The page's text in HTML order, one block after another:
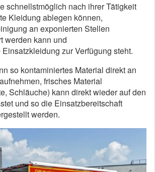
schnellstmöglich nach ihrer Tätigkeit
Kleidung ablegen können,
an exponierten Stellen
werden kann und
zur Verfügung steht.
so kontaminiertes Material direkt an
frisches Material
Schläuche) kann direkt wieder auf den
und so die Einsatzbereitschaft
werden.